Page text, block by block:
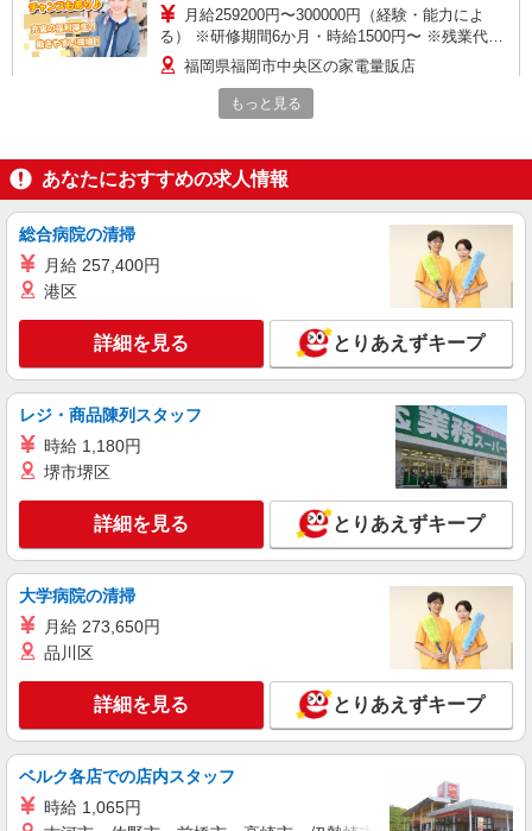
月給259200円〜300000円（経験・能力によ
る） ※研修期間6か月・時給1500円〜 ※残業代支
給 ★交通費別途支給（規定あり） ゜+゜・。
○。・゜+゜・。○。・゜+゜ 入社祝い金10万円支
給(規定有) お友達を紹介頂くと, インセンティブ支
給(規定有) ゜・。○。・゜+゜・。○。・゜+゜
福岡県福岡市中央区の家電量販店
派遣社員 紹介予定派遣
株式会社シエロ
【Y!mobile】の携帯販売スタッフ
大卒：月給240000円〜 短大卒：月給
230000円〜 高卒・専門卒：月給220000円〜 その
他・達成手当・役職手当・アドバイザー手当・そ
の他手当有・賞与年2回 ※残業代支給 ★交通費別
途支給（規定あり） ゜+゜・。○。・゜+゜・。
○。・゜+゜ 入社祝い金10万円支給(規定有) お友達
を紹介頂くと, インセンティブ支給(規定有) ゜・。
○。・゜+゜・。○。・゜+゜
福岡県福岡市中央区のY!mobileショップ
キープ 詳細を見る
派遣社員 紹介予定派遣
株式会社シエロ
月給259200円〜300000円（経験・能力によ
る） ※研修期間6か月・時給1500円〜 ※残業代支
給 ★交通費別途支給（規定あり） ゜+゜・。
○。・゜+゜・。○。・゜+゜ 入社祝い金10万円支
給(規定有) お友達を紹介頂くと, インセンティブ支
給(規定有) ゜・。○。・゜+゜・。○。・゜+゜
福岡県福岡市中央区の家電量販店
キープ 詳細を見る
派遣社員 紹介予定派遣
【エーユー】の店舗スタッフ
時給1250円〜 ※残業代支給 ★交通費別途支給
（規定あり） ゜+゜・。○。・゜+゜・。○。・゜
+゜ 入社祝い金10万円支給(規定有) お友達を紹介
い・週払い可能（規程有）★ ゜・。○。・゜
福岡県福岡市中央区のauショップ
もっと見る
あなたにおすすめの求人情報
総合病院の清掃
月給 257,400円
港区
詳細を見る とりあえずキープ
レジ・商品陳列スタッフ
時給 1,180円
堺市堺区
詳細を見る とりあえずキープ
大学病院の清掃
月給 273,650円
品川区
詳細を見る とりあえずキープ
ベルク各店での店内スタッフ
時給 1,065円